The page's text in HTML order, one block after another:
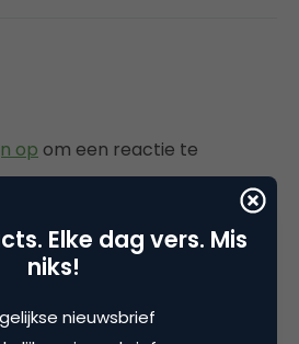
op om een reactie te
Elke dag vers. Mis
niks!
nieuwsbrief